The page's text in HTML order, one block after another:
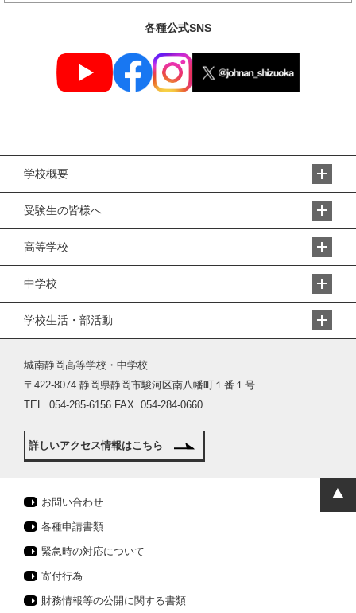
各種公式SNS
学校概要
受験生の皆様へ
高等学校
中学校
学校生活・部活動
城南静岡高等学校・中学校
〒422-8074 静岡県静岡市駿河区南八幡町１番１号
TEL. 054-285-6156 FAX. 054-284-0660
詳しいアクセス情報はこちら
お問い合わせ
各種申請書類
緊急時の対応について
寄付行為
財務情報等の公開に関する書類